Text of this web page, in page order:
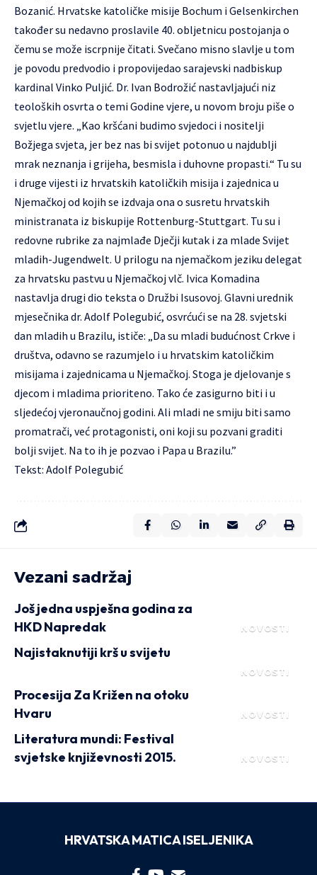
Bozanić. Hrvatske katoličke misije Bochum i Gelsenkirchen
također su nedavno proslavile 40. obljetnicu postojanja o
čemu se može iscrpnije čitati. Svečano misno slavlje u tom
je povodu predvodio i propovijedao sarajevski nadbiskup
kardinal Vinko Puljić. Dr. Ivan Bodrožić nastavljajući niz
teoloških osvrta o temi Godine vjere, u novom broju piše o
svjetlu vjere. „Kao kršćani budimo svjedoci i nositelji
Božjega svjeta, jer bez nas bi svijet potonuo u najdublji
mrak neznanja i grijeha, besmisla i duhovne propasti.“ Tu su
i druge vijesti iz hrvatskih katoličkih misija i zajednica u
Njemačkoj od kojih se izdvaja ona o susretu hrvatskih
ministranata iz biskupije Rottenburg-Stuttgart. Tu su i
redovne rubrike za najmlađe Dječji kutak i za mlade Svijet
mladih-Jugendwelt. U prilogu na njemačkom jeziku delegat
za hrvatsku pastvu u Njemačkoj vlč. Ivica Komadina
nastavlja drugi dio teksta o Družbi Isusovoj. Glavni urednik
mjesečnika dr. Adolf Polegubić, osvrćući se na 28. svjetski
dan mladih u Brazilu, ističe: „Da su mladi budućnost Crkve i
društva, odavno se razumjelo i u hrvatskim katoličkim
misijama i zajednicama u Njemačkoj. Stoga je djelovanje s
djecom i mladima prioriteno. Tako će zasigurno biti i u
sljedećoj vjeronaučnoj godini. Ali mladi ne smiju biti samo
promatrači, već protagonisti, oni koji su pozvani graditi
bolji svijet. Na to ih je pozvao i Papa u Brazilu.”
Tekst: Adolf Polegubić
Vezani sadržaj
NOVOSTI
Još jedna uspješna godina za
HKD Napredak
NOVOSTI
Najistaknutiji krš u svijetu
NOVOSTI
Procesija Za Križen na otoku
Hvaru
NOVOSTI
Literatura mundi: Festival
svjetske književnosti 2015.
HRVATSKA MATICA ISELJENIKA